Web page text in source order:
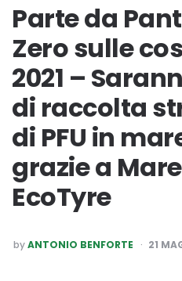
Parte da
Zero sulle
2021 –
di raccolta
di PFU in
grazie a
EcoTyre
POSTED
BY
byANTONIO BENFORTE 21